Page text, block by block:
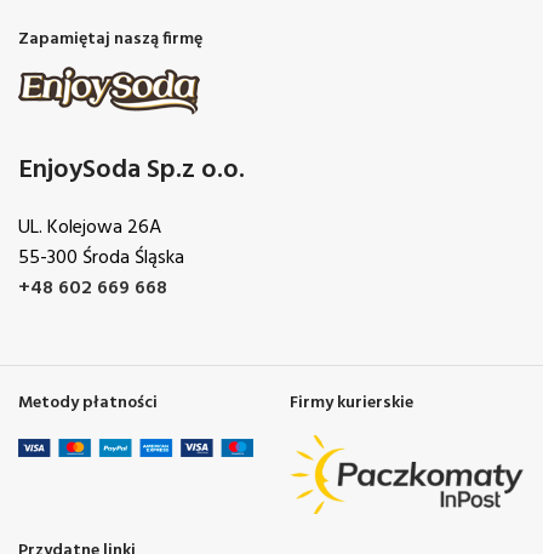
Zapamiętaj naszą firmę
EnjoySoda Sp.z o.o.
UL. Kolejowa 26A
55-300 Środa Śląska
+48 602 669 668
Metody płatności Firmy kurierskie